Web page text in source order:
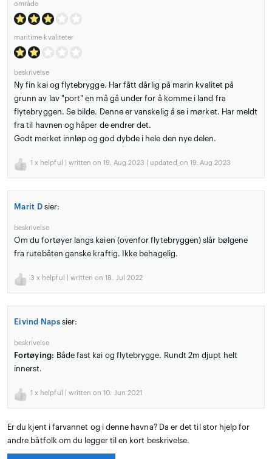
område
maritime kvaliteter
beskrivelse
Ny fin kai og flytebrygge. Har fått dårlig på marin kvalitet på
grunn av lav "port" en må gå under for å komme i land fra
flytebryggen. Se bilde. Denne er vanskelig å se i mørket. Har meldt
fra til havnen og håper de endrer det.
Godt merket innløp og god dybde i hele den nye delen.
1 x helpful | written on 19. Aug 2023 | updated_on 19. Aug 2023
Marit Dsier:
beskrivelse
Om du fortøyer langs kaien (ovenfor flytebryggen) slår bølgene
fra rutebåten ganske kraftig. Ikke behagelig.
3 x helpful | written on 18. Jul 2022
Eivind Napssier:
beskrivelse
Fortøying: Både fast kai og flytebrygge. Rundt 2m djupt helt
innerst.
1 x helpful | written on 10. Jun 2021
Er du kjent i farvannet og i denne havna? Da er det til stor hjelp for
andre båtfolk om du legger til en kort beskrivelse.